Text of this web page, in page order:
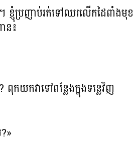
ខ្ញុំប្រញាប់រត់ទៅឈរលើកដៃពាំងមុខ
ន៖
កយកវាទៅពន្លែងក្នុងទន្លេវិញ